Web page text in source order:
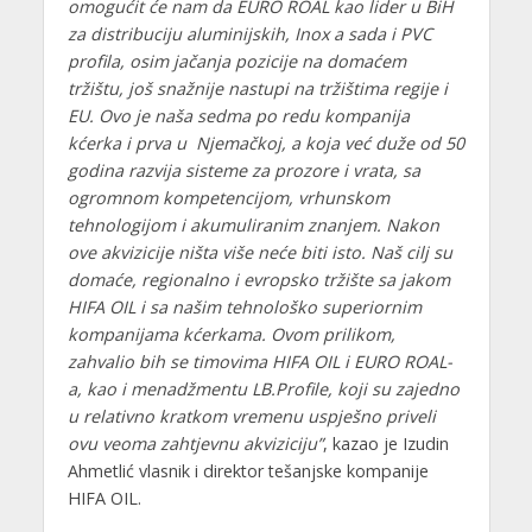
omogućit će nam da EURO ROAL kao lider u BiH
za distribuciju aluminijskih, Inox a sada i PVC
profila, osim jačanja pozicije na domaćem
tržištu, još snažnije nastupi na tržištima regije i
EU. Ovo je naša sedma po redu kompanija
kćerka i prva u Njemačkoj, a koja već duže od 50
godina razvija sisteme za prozore i vrata, sa
ogromnom kompetencijom, vrhunskom
tehnologijom i akumuliranim znanjem. Nakon
ove akvizicije ništa više neće biti isto. Naš cilj su
domaće, regionalno i evropsko tržište sa jakom
HIFA OIL i sa našim tehnološko superiornim
kompanijama kćerkama. Ovom prilikom,
zahvalio bih se timovima HIFA OIL i EURO ROAL-
a, kao i menadžmentu LB.Profile, koji su zajedno
u relativno kratkom vremenu uspješno priveli
ovu veoma zahtjevnu akviziciju”, kazao je Izudin
Ahmetlić vlasnik i direktor tešanjske kompanije
HIFA OIL.